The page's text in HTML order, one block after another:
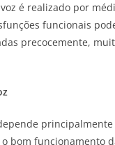
é realizado por
funcionais
precocemente,
bom funcionamento